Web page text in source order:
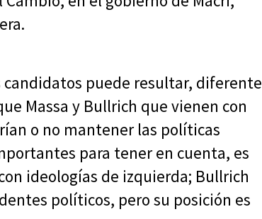
candidatos puede resultar, diferente
Massa y Bullrich que vienen con
o no mantener las políticas
para tener en cuenta, es
ideologías de izquierda; Bullrich
políticos, pero su posición es